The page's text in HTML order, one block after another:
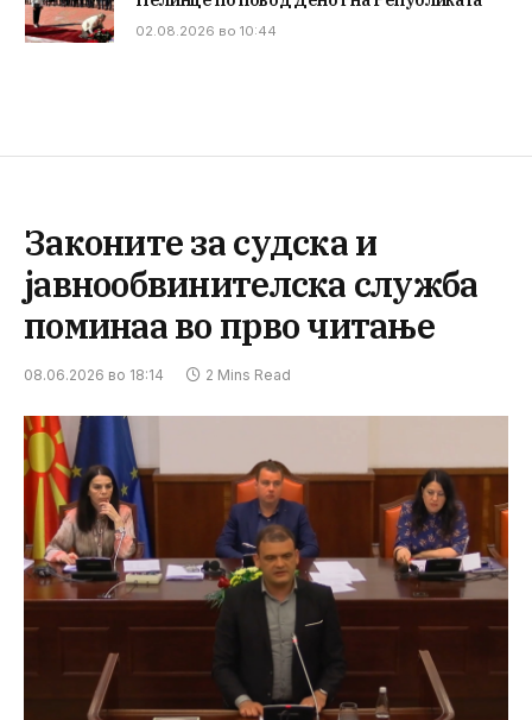
02.08.2026 во 10:44
Законите за судска и
јавнообвинителска служба
поминаа во прво читање
08.06.2026 во 18:14 2 Mins Read